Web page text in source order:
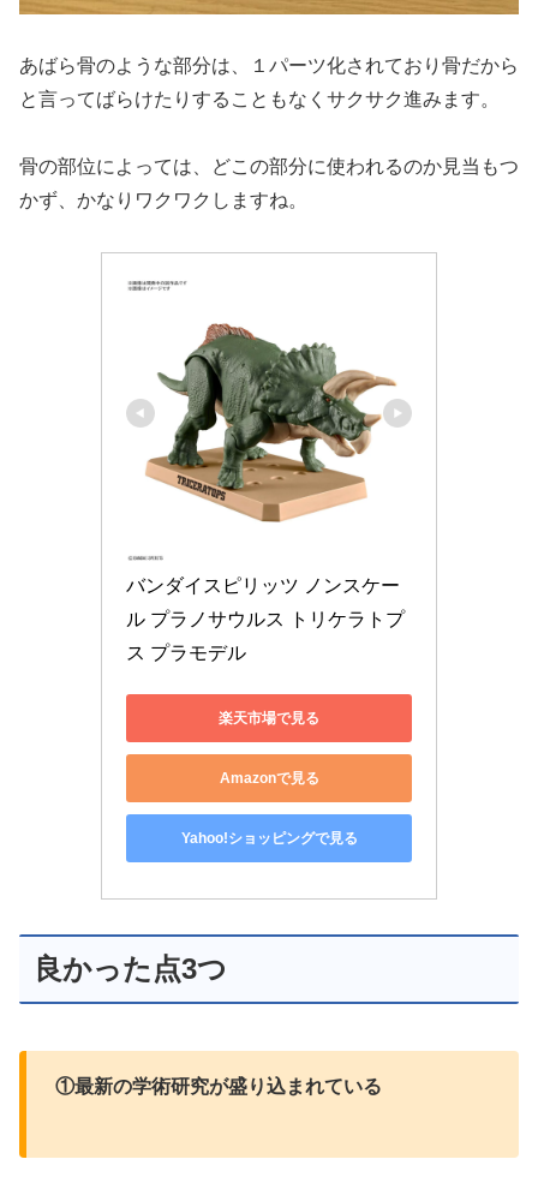
あばら骨のような部分は、１パーツ化されており骨だから
と言ってばらけたりすることもなくサクサク進みます。
骨の部位によっては、どこの部分に使われるのか見当もつ
かず、かなりワクワクしますね。
バンダイスピリッツ ノンスケー
ル プラノサウルス トリケラトプ
ス プラモデル
楽天市場で見る
Amazonで見る
Yahoo!ショッピングで見る
良かった点3つ
①最新の学術研究が盛り込まれている